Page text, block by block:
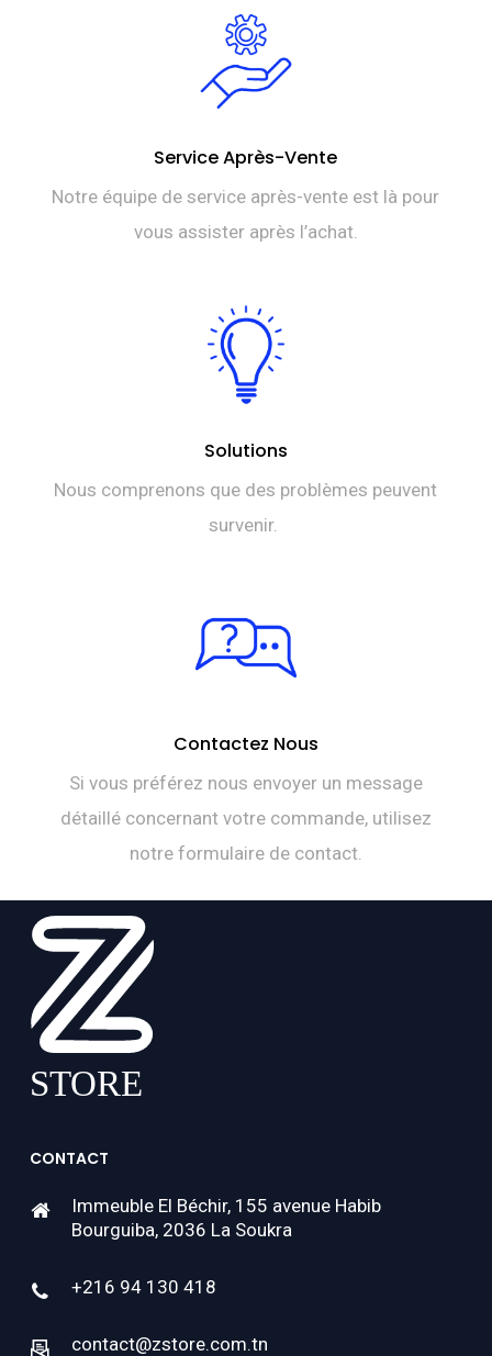
Service Après-Vente
Notre équipe de service après-vente est là pour
vous assister après l’achat.
Solutions
Nous comprenons que des problèmes peuvent
survenir.
Contactez Nous
Si vous préférez nous envoyer un message
détaillé concernant votre commande, utilisez
notre formulaire de contact.
CONTACT
Immeuble El Béchir, 155 avenue Habib
Bourguiba, 2036 La Soukra
+216 94 130 418
contact@zstore.com.tn